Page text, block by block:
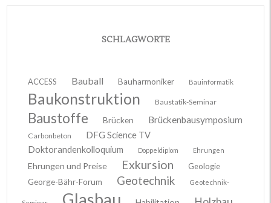
SCHLAGWORTE
ACCESS Bauball Bauharmoniker Bauinformatik
Baukonstruktion Baustatik-Seminar
Baustoffe Brücken Brückenbausymposium
Carbonbeton
DFG Science TV
Doktorandenkolloquium
Doppeldiplom Ehrungen
Ehrungen und Preise Exkursion
Geologie
George-Bähr-Forum
Geotechnik Geotechnik-